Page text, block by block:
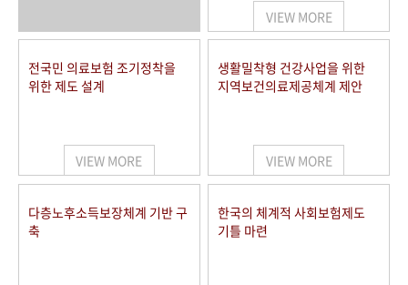
사진 아카이브 문서 기록물 행정박물 영상 기록물
50+1 주년 기념
세계와 함께 한 KIHASA
VR 역사관
VIEW MORE
전국민 의료보험 조기정착을
위한 제도 설계
VIEW MORE
생활밀착형 건강사업을 위한
지역보건의료제공체계 제안
VIEW MORE
다층노후소득보장체계 기반 구
축
한국의 체계적 사회보험제도
기틀 마련